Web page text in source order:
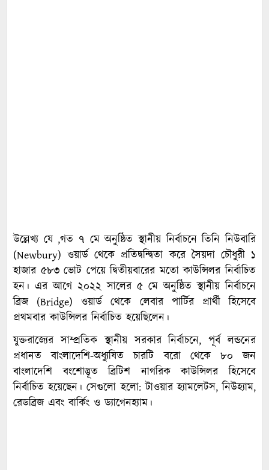
উল্লেখ্য যে ,গত ৭ মে অনুষ্ঠিত স্থানীয় নির্বাচনে তিনি নিউবারি
(Newbury) ওয়ার্ড থেকে প্রতিদ্বন্দ্বিতা করে সৈয়দা চৌধুরী ১
হাজার ৫৮৩ ভোট পেয়ে দ্বিতীয়বারের মতো কাউন্সিলর নির্বাচিত
হন। এর আগে ২০২২ সালের ৫ মে অনুষ্ঠিত স্থানীয় নির্বাচনে
ব্রিজ (Bridge) ওয়ার্ড থেকে লেবার পার্টির প্রার্থী হিসেবে
প্রথমবার কাউন্সিলর নির্বাচিত হয়েছিলেন।
যুক্তরাজ্যের সাম্প্রতিক স্থানীয় সরকার নির্বাচনে, পূর্ব লন্ডনের
প্রধানত বাংলাদেশি-অধ্যুষিত চারটি বরো থেকে ৮০ জন
বাংলাদেশি বংশোদ্ভূত ব্রিটিশ নাগরিক কাউন্সিলর হিসেবে
নির্বাচিত হয়েছেন। সেগুলো হলো: টাওয়ার হ্যামলেটস, নিউহ্যাম,
রেডব্রিজ এবং বার্কিং ও ড্যাগেনহ্যাম।